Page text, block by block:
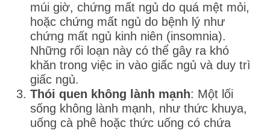
múi giờ, chứng mất ngủ do quá mệt mỏi,
hoặc chứng mất ngủ do bệnh lý như
chứng mất ngủ kinh niên (insomnia).
Những rối loạn này có thể gây ra khó
khăn trong việc in vào giấc ngủ và duy trì
giấc ngủ.
Thói quen không lành mạnh: Một lối
sống không lành mạnh, như thức khuya,
uống cà phê hoặc thức uống có chứa